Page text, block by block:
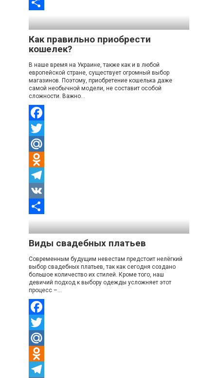
VK
Как правильно приобрести
кошелек?
В наше время на Украине, также как и в любой
европейской стране, существует огромный выбор
магазинов. Поэтому, приобретение кошелька даже
самой необычной модели, не составит особой
сложности. Важно…
Facebook
Twitter
Mail.Ru
Odnoklassniki
Telegram
VK
Виды свадебных платьев
Современным будущим невестам предстоит нелёгкий
выбор свадебных платьев, так как сегодня создано
большое количество их стилей. Кроме того, наш
девичий подход к выбору одежды усложняет этот
процесс –…
Facebook
Twitter
Mail.Ru
Odnoklassniki